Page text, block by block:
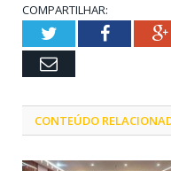
COMPARTILHAR:
TwitterFacebook
Email
CONTEÚDO